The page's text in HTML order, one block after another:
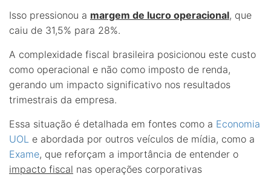
Isso pressionou a margem de lucro operacional, que
caiu de 31,5% para 28%.
A complexidade fiscal brasileira posicionou este custo
como operacional e não como imposto de renda,
gerando um impacto significativo nos resultados
trimestrais da empresa.
Essa situação é detalhada em fontes como a Economia
UOL e abordada por outros veículos de mídia, como a
Exame, que reforçam a importância de entender o
impacto fiscal nas operações corporativas